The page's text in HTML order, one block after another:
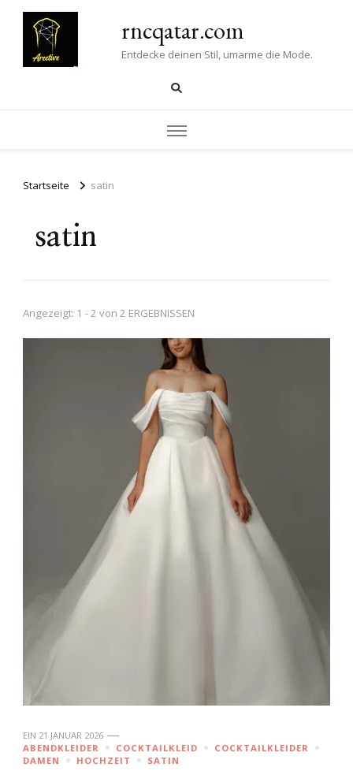
rncqatar.com
Entdecke deinen Stil, umarme die Mode.
Startseite satin
satin
Angezeigt: 1 - 2 von 2 ERGEBNISSEN
EIN 21 JANUAR 2026
ABENDKLEIDER
COCKTAILKLEID
COCKTAILKLEIDER
DAMEN
HOCHZEIT SATIN